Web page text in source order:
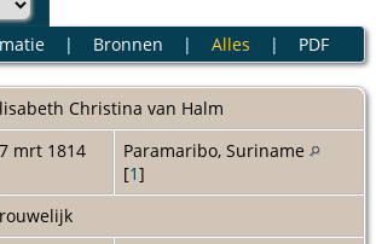
| Bronnen | Alles | PDF
Christina van Halm
mrt 1814
Paramaribo, Suriname
[1]